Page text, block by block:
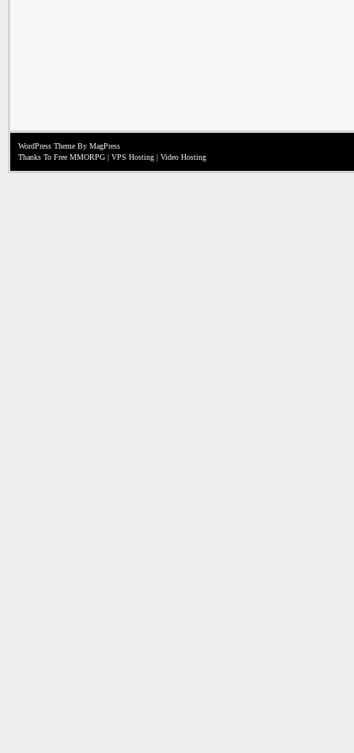
WordPress Theme By MagPress
Thanks To Free MMORPG | VPS Hosting | Video Hosting